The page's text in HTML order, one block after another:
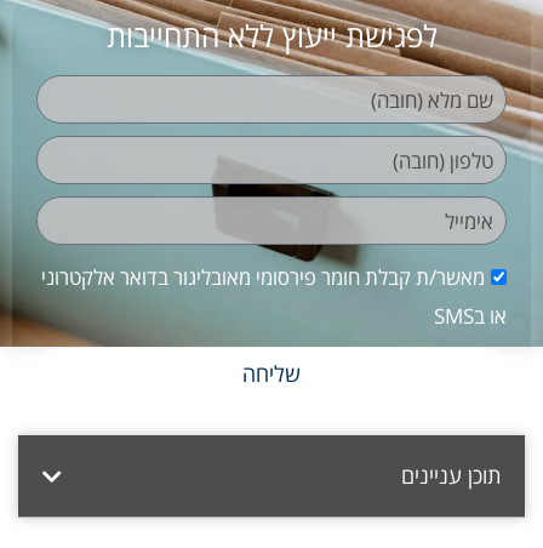
לפגישת ייעוץ ללא התחייבות
מאשר/ת קבלת חומר פירסומי מאובליגור בדואר אלקטרוני
או בSMS
שליחה
תוכן עניינים